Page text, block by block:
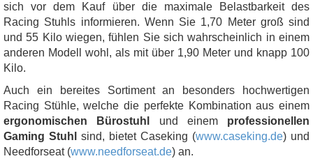
sich vor dem Kauf über die maximale Belastbarkeit des
Racing Stuhls informieren. Wenn Sie 1,70 Meter groß sind
und 55 Kilo wiegen, fühlen Sie sich wahrscheinlich in einem
anderen Modell wohl, als mit über 1,90 Meter und knapp 100
Kilo.
Auch ein bereites Sortiment an besonders hochwertigen
Racing Stühle, welche die perfekte Kombination aus einem
ergonomischen Bürostuhl
und einem professionellen
Gaming Stuhl sind, bietet Caseking (www.caseking.de) und
Needforseat (www.needforseat.de) an.